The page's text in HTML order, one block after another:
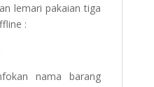
lemari pakaian tiga
:
nama barang